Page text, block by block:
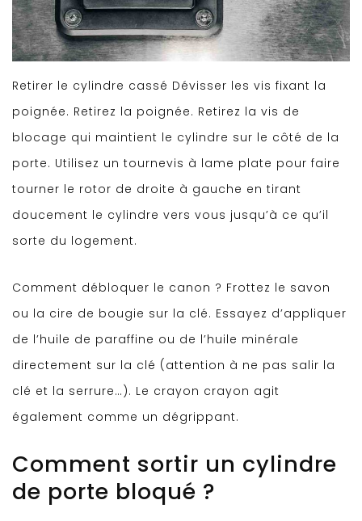
Retirer le cylindre cassé Dévisser les vis fixant la
poignée. Retirez la poignée. Retirez la vis de
blocage qui maintient le cylindre sur le côté de la
porte. Utilisez un tournevis à lame plate pour faire
tourner le rotor de droite à gauche en tirant
doucement le cylindre vers vous jusqu’à ce qu’il
sorte du logement.
Comment débloquer le canon ? Frottez le savon
ou la cire de bougie sur la clé. Essayez d’appliquer
de l’huile de paraffine ou de l’huile minérale
directement sur la clé (attention à ne pas salir la
clé et la serrure…). Le crayon crayon agit
également comme un dégrippant.
Comment sortir un cylindre
de porte bloqué ?